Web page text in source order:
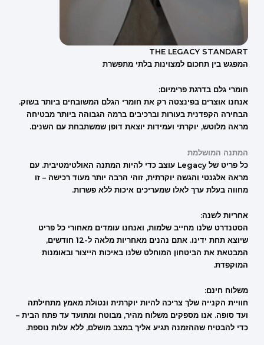
THE LEGACY STANDART
המפגש בין תחכום למצוינות בלתי מתפשרת
חומרי גלם בדרגת פרימיום:
אנחנו אוצרים בפינצטה רק את חומרי הגלם המשובחים ביותר בשוק.
הבחירה הקפדנית בעורות וברכיבים ברמה הגבוהה ביותר מבטיחה
מראה מלוטש, יוקרתי ועמידות יוצאת דופן שמשתבחת עם השנים.
המתנה המושלמת
כל פריט של Legacy עוצב כדי להיות המתנה האולטימטיבית. עם
מראה אלגנטי והגשה יוקרתית, זוהי הרבה יותר מעוד רכישה – זו
מחווה בעלת ערך לאלו שמעריכים איכות ללא פשרות.
אחריות לשנה:
הסטנדרט שלנו מחייב שלמות, ואנחנו עומדים מאחורי כל פריט
שיוצא תחת ידינו. אתם נהנים מאחריות מלאה ל-12 חודשים,
המבטאת את הביטחון המוחלט שלנו באיכות הייצור ובאומנות
המוקפדת.
משלוח חינם:
חוויית הקנייה שלך צריכה להיות יוקרתית ונטולת מאמץ מתחילתה
ועד סופה. אנו מספקים משלוח מהיר, מבוטח ומתועד עד פתח הבית –
כדי להבטיח שההזמנה תגיע אליך במצב מושלם, ללא עלות נוספת.